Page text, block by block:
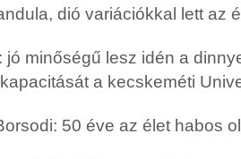
dió variációkkal lett az
jó minőségű lesz idén a
a kecskeméti
50 éve az élet habos